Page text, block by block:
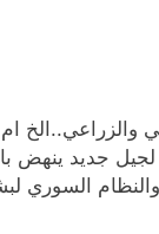
جديد ينهض
والنظام